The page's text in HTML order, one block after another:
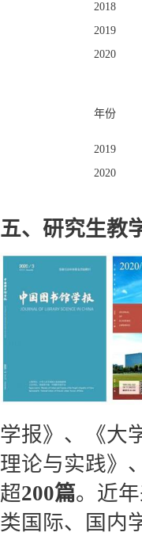
2018
2019
2020
年份
2019
2020
五、研究生教
学报》、《大
理论与实践》
超200篇。近
类国际、国内